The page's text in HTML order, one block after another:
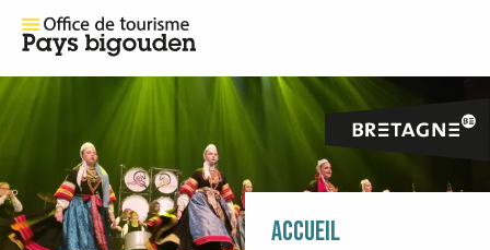
Accueil